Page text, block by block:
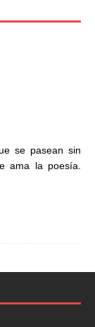
se pasean sin
ama la poesía.